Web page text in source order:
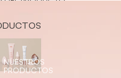
NUESTROS
PRODUCTOS